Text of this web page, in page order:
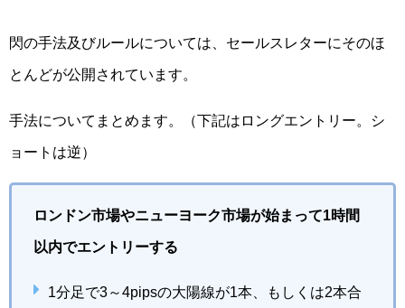
閃の手法及びルールについては、セールスレターにそのほ
とんどが公開されています。
手法についてまとめます。（下記はロングエントリー。シ
ョートは逆）
ロンドン市場やニューヨーク市場が始まって1時間
以内でエントリーする
1分足で3～4pipsの大陽線が1本、もしくは2本合